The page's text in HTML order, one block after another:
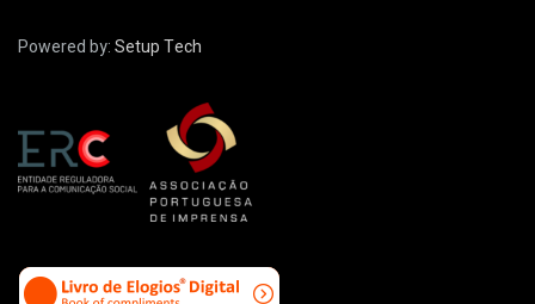
Powered by:Setup Tech